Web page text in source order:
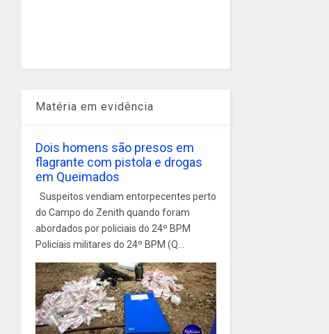
Matéria em evidência
Dois homens são presos em
flagrante com pistola e drogas
em Queimados
Suspeitos vendiam entorpecentes perto
do Campo do Zenith quando foram
abordados por policiais do 24º BPM
Policiais militares do 24º BPM (Q...